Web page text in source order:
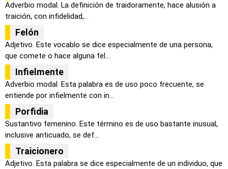
Adverbio modal. La definición de traidoramente, hace alusión a
traición, con infidelidad,...
Felón
Adjetivo. Este vocablo se dice especialmente de una persona,
que comete o hace alguna fel...
Infielmente
Adverbio modal. Esta palabra es de uso poco frecuente, se
entiende por infielmente con in...
Porfidia
Sustantivo femenino. Este término es de uso bastante inusual,
inclusive anticuado, se def...
Traicionero
Adjetivo. Esta palabra se dice especialmente de un individuo, que